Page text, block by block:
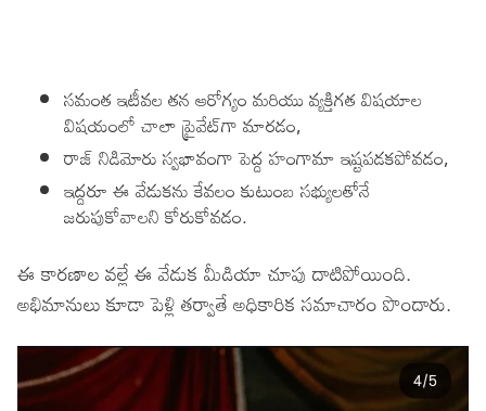
సమంత ఇటీవల తన ఆరోగ్యం మరియు వ్యక్తిగత విషయాల
విషయంలో చాలా ప్రైవేట్‌గా మారడం,
రాజ్ నిడిమోరు స్వభావంగా పెద్ద హంగామా ఇష్టపడకపోవడం,
ఇద్దరూ ఈ వేడుకను కేవలం కుటుంబ సభ్యులతోనే
జరుపుకోవాలని కోరుకోవడం.
ఈ కారణాల వల్లే ఈ వేడుక మీడియా చూపు దాటిపోయింది.
అభిమానులు కూడా పెళ్లి తర్వాతే అధికారిక సమాచారం పొందారు.